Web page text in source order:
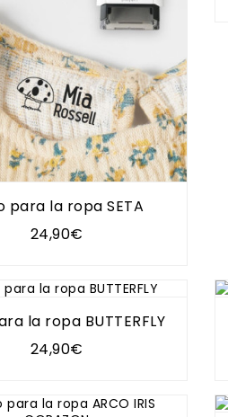
para la ropa SETA
24,90€
la ropa BUTTERFLY
24,90€